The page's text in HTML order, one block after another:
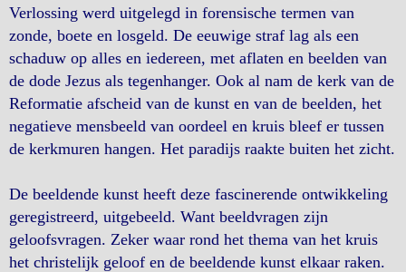
Verlossing werd uitgelegd in forensische termen van
zonde, boete en losgeld. De eeuwige straf lag als een
schaduw op alles en iedereen, met aflaten en beelden van
de dode Jezus als tegenhanger. Ook al nam de kerk van de
Reformatie afscheid van de kunst en van de beelden, het
negatieve mensbeeld van oordeel en kruis bleef er tussen
de kerkmuren hangen. Het paradijs raakte buiten het zicht.
De beeldende kunst heeft deze fascinerende ontwikkeling
geregistreerd, uitgebeeld. Want beeldvragen zijn
geloofsvragen. Zeker waar rond het thema van het kruis
het christelijk geloof en de beeldende kunst elkaar raken.